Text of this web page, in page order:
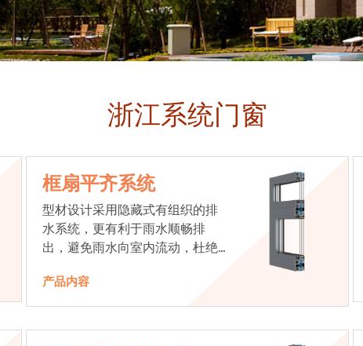
浙江系统门窗
框扇平齐系统
型材设计采用隐藏式有组织的排
水系统，更有利于雨水顺畅排
出，避免雨水向室内流动，杜绝
产品内容